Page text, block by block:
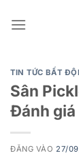
qua
TIN TỨC BẤT
Sân
Đánh
ĐĂNG VÀO 27/